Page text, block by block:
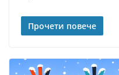
Прочети повече